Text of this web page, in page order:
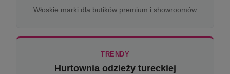
Włoskie marki dla butików premium i showroomów
TRENDY
Hurtownia odzieży tureckiej